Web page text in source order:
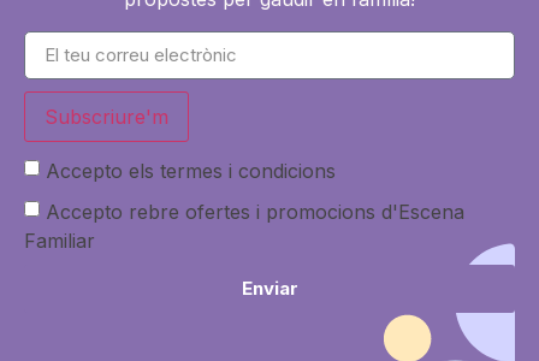
Subscriure'm
Accepto els termes i condicions
Accepto rebre ofertes i promocions d'Escena
Familiar
Enviar